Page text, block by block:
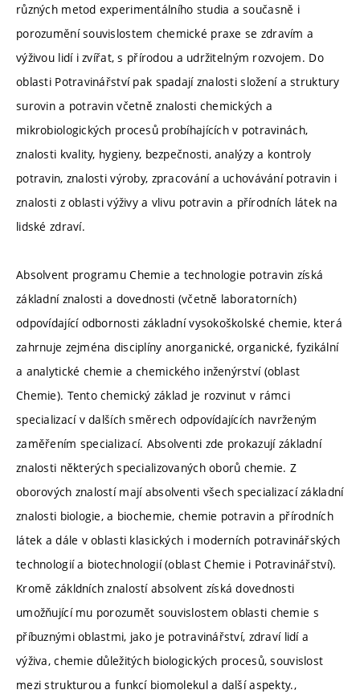
různých metod experimentálního studia a současně i
porozumění souvislostem chemické praxe se zdravím a
výživou lidí i zvířat, s přírodou a udržitelným rozvojem. Do
oblasti Potravinářství pak spadají znalosti složení a struktury
surovin a potravin včetně znalosti chemických a
mikrobiologických procesů probíhajících v potravinách,
znalosti kvality, hygieny, bezpečnosti, analýzy a kontroly
potravin, znalosti výroby, zpracování a uchovávání potravin i
znalosti z oblasti výživy a vlivu potravin a přírodních látek na
lidské zdraví.
Absolvent programu Chemie a technologie potravin získá
základní znalosti a dovednosti (včetně laboratorních)
odpovídající odbornosti základní vysokoškolské chemie, která
zahrnuje zejména disciplíny anorganické, organické, fyzikální
a analytické chemie a chemického inženýrství (oblast
Chemie). Tento chemický základ je rozvinut v rámci
specializací v dalších směrech odpovídajících navrženým
zaměřením specializací. Absolventi zde prokazují základní
znalosti některých specializovaných oborů chemie. Z
oborových znalostí mají absolventi všech specializací základní
znalosti biologie, a biochemie, chemie potravin a přírodních
látek a dále v oblasti klasických i moderních potravinářských
technologií a biotechnologií (oblast Chemie i Potravinářství).
Kromě zákldních znalostí absolvent získá dovednosti
umožňující mu porozumět souvislostem oblasti chemie s
příbuznými oblastmi, jako je potravinářství, zdraví lidí a
výživa, chemie důležitých biologických procesů, souvislost
mezi strukturou a funkcí biomolekul a další aspekty.,